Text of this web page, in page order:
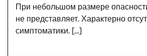
При небольшом размере
не представляет. Характерно
симптоматики. […]